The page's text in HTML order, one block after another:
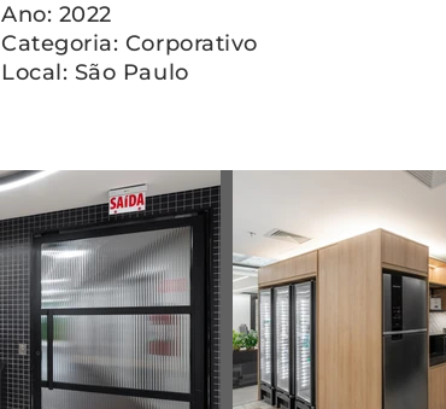
Ano: 2022
Categoria: Corporativo
Local: São Paulo